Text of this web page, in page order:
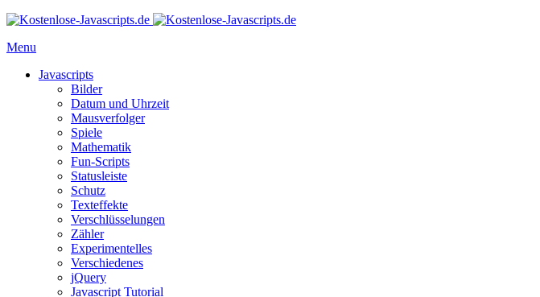
Menu
Javascripts
Bilder
Datum und Uhrzeit
Mausverfolger
Spiele
Mathematik
Fun-Scripts
Statusleiste
Schutz
Texteffekte
Verschlüsselungen
Zähler
Experimentelles
Verschiedenes
jQuery
Javascript Tutorial